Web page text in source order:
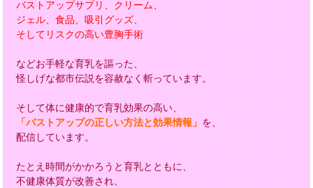
バストアップサプリ、クリーム、
ジェル、食品、吸引グッズ、
そしてリスクの高い豊胸手術
などお手軽な育乳を謳った、
怪しげな都市伝説を容赦なく斬っています。
そして体に健康的で育乳効果の高い、
「バストアップの正しい方法と効果情報」 を、
配信しています。
たとえ時間がかかろうと育乳とともに、
不健康体質が改善され、